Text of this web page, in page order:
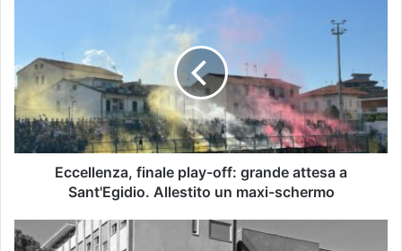
Eccellenza, finale play-off: grande attesa a
Sant'Egidio. Allestito un maxi-schermo